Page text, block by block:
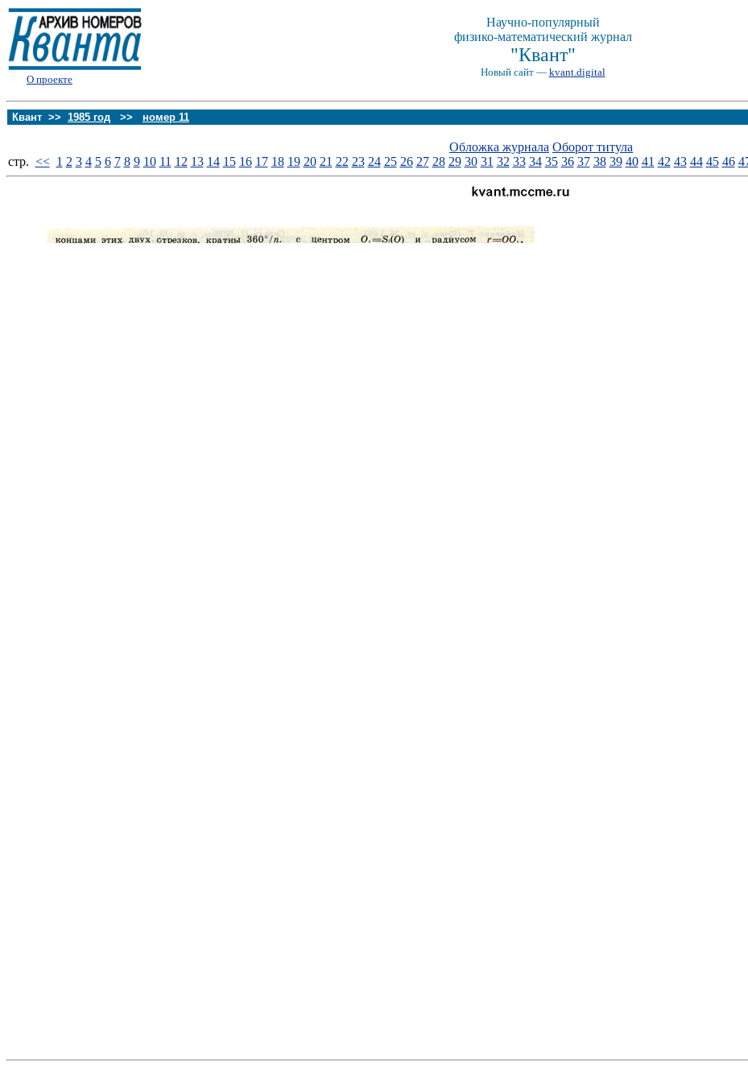
О проекте
Научно-популярный
физико-математический журнал
"Квант"
Новый сайт — kvant.digital
Квант >> 1985 год >> номер 11
Обложка журнала Оборот титула
стp. << 1 2 3 4 5 6 7 8 9 10 11 12 13 14 15 16 17 18 19 20 21 22 23 24 25 26 27 28 29 30 31 32 33 34 35 36 37 38 39 40 41 42 43 44 45 46